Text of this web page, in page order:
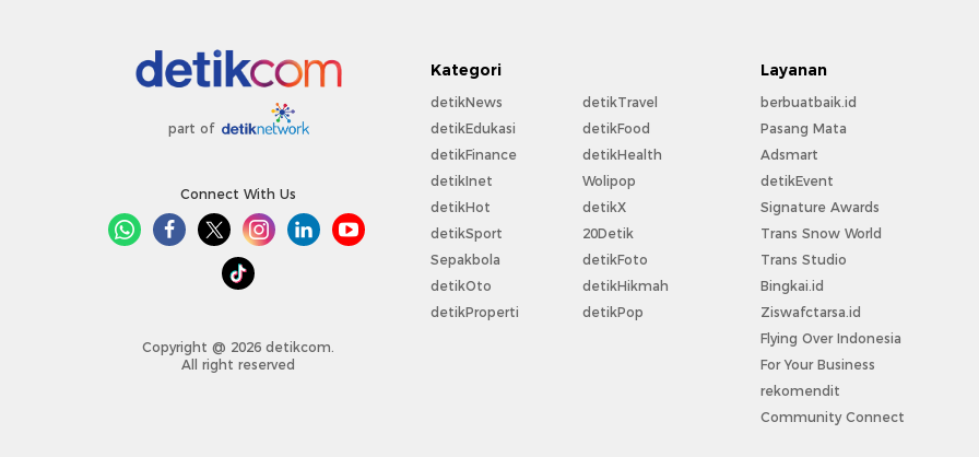
part of
Connect With Us
Copyright @ 2026 detikcom.
All right reserved
Kategori
detikNews
detikEdukasi
detikFinance
detikInet
detikHot
detikSport
Sepakbola
detikOto
detikProperti
detikTravel
detikFood
detikHealth
Wolipop
detikX
20Detik
detikFoto
detikHikmah
detikPop
Layanan
berbuatbaik.id
Pasang Mata
Adsmart
detikEvent
Signature Awards
Trans Snow World
Trans Studio
Bingkai.id
Ziswafctarsa.id
Flying Over Indonesia
For Your Business
rekomendit
Community Connect